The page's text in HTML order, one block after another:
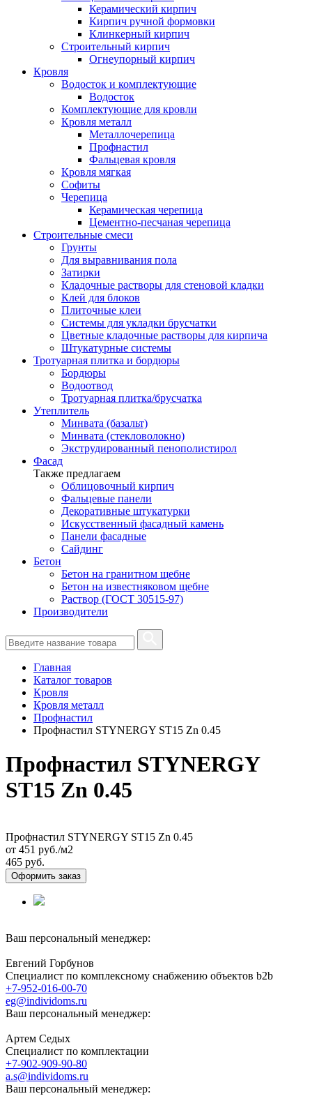
Керамический кирпич
Кирпич ручной формовки
Клинкерный кирпич
Строительный кирпич
Огнеупорный кирпич
Кровля
Водосток и комплектующие
Водосток
Комплектующие для кровли
Кровля металл
Металлочерепица
Профнастил
Фальцевая кровля
Кровля мягкая
Софиты
Черепица
Керамическая черепица
Цементно-песчаная черепица
Строительные смеси
Грунты
Для выравнивания пола
Затирки
Кладочные растворы для стеновой кладки
Клей для блоков
Плиточные клеи
Системы для укладки брусчатки
Цветные кладочные растворы для кирпича
Штукатурные системы
Тротуарная плитка и бордюры
Бордюры
Водоотвод
Тротуарная плитка/брусчатка
Утеплитель
Минвата (базальт)
Минвата (стекловолокно)
Экструдированный пенополистирол
Фасад
Также предлагаем
Облицовочный кирпич
Фальцевые панели
Декоративные штукатурки
Искусственный фасадный камень
Панели фасадные
Сайдинг
Бетон
Бетон на гранитном щебне
Бетон на известняковом щебне
Раствор (ГОСТ 30515-97)
Производители
Главная
Каталог товаров
Кровля
Кровля металл
Профнастил
Профнастил STYNERGY ST15 Zn 0.45
Профнастил STYNERGY
ST15 Zn 0.45
Профнастил STYNERGY ST15 Zn 0.45
от 451 руб./м2
465 руб.
Оформить заказ
Ваш персональный менеджер:
Евгений Горбунов
Специалист по комплексному снабжению объектов b2b
+7-952-016-00-70
eg@individoms.ru
Ваш персональный менеджер:
Артем Седых
Специалист по комплектации
+7-902-909-90-80
a.s@individoms.ru
Ваш персональный менеджер: